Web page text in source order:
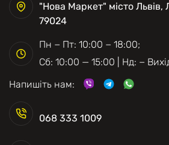
068 333 1009
"Нова Маркет" місто Львів,
79024
Пн − Пт: 10:00 − 18:00;
Сб: 10:00 — 15:00 | Нд: −
Напишіть нам: